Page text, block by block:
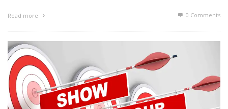
Read more 0 Comments